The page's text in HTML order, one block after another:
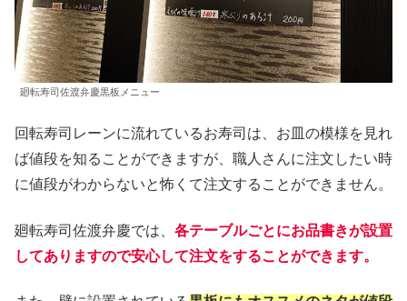
廻転寿司佐渡弁慶黒板メニュー
回転寿司レーンに流れているお寿司は、お皿の模様を見れ
ば値段を知ることができますが、職人さんに注文したい時
に値段がわからないと怖くて注文することができません。
廻転寿司佐渡弁慶では、 各テーブルごとにお品書きが設置
してありますので安心して注文をすることができます。